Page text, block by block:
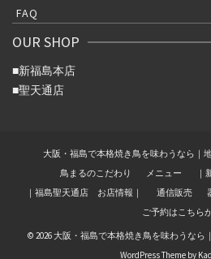
FAQ
OUR SHOP
■新福島本店
■聖天通店
大阪・福島で本格焼き鳥を味わうなら｜
鳥まるのこだわり
メニュー
｜
｜福島聖天通店 お店情報｜
通信販売
ご予約はこちら
© 2026 大阪・福島で本格焼き鳥を味わうなら
WordPress Theme by